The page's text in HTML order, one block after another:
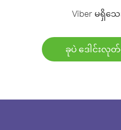
Viber မရှိသ
ခုပဲ ဒေါင်းလု